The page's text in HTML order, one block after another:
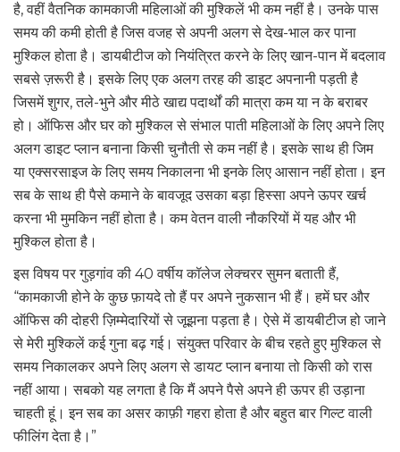
है, वहीं वैतनिक कामकाजी महिलाओं की मुश्किलें भी कम नहीं है। उनके पास
समय की कमी होती है जिस वजह से अपनी अलग से देख-भाल कर पाना
मुश्किल होता है। डायबीटीज को नियंत्रित करने के लिए खान-पान में बदलाव
सबसे ज़रूरी है। इसके लिए एक अलग तरह की डाइट अपनानी पड़ती है
जिसमें शुगर, तले-भुने और मीठे खाद्य पदार्थों की मात्रा कम या न के बराबर
हो। ऑफिस और घर को मुश्किल से संभाल पाती महिलाओं के लिए अपने लिए
अलग डाइट प्लान बनाना किसी चुनौती से कम नहीं है। इसके साथ ही जिम
या एक्सरसाइज के लिए समय निकालना भी इनके लिए आसान नहीं होता। इन
सब के साथ ही पैसे कमाने के बावजूद उसका बड़ा हिस्सा अपने ऊपर खर्च
करना भी मुमकिन नहीं होता है। कम वेतन वाली नौकरियों में यह और भी
मुश्किल होता है।
इस विषय पर गुड़गांव की 40 वर्षीय कॉलेज लेक्चरर सुमन बताती हैं,
“कामकाजी होने के कुछ फ़ायदे तो हैं पर अपने नुकसान भी हैं। हमें घर और
ऑफिस की दोहरी ज़िम्मेदारियों से जूझना पड़ता है। ऐसे में डायबीटीज हो जाने
से मेरी मुश्किलें कई गुना बढ़ गई। संयुक्त परिवार के बीच रहते हुए मुश्किल से
समय निकालकर अपने लिए अलग से डायट प्लान बनाया तो किसी को रास
नहीं आया। सबको यह लगता है कि मैं अपने पैसे अपने ही ऊपर ही उड़ाना
चाहती हूं। इन सब का असर काफ़ी गहरा होता है और बहुत बार गिल्ट वाली
फीलिंग देता है।”